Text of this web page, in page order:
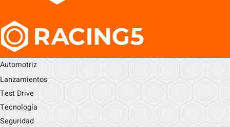
Automotriz
Lanzamientos
Test Drive
Tecnología
Seguridad